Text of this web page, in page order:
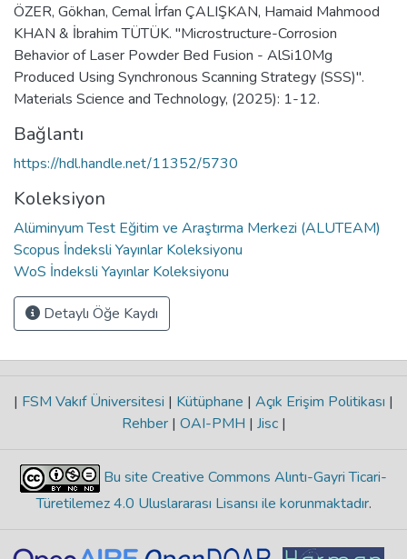
ÖZER, Gökhan, Cemal İrfan ÇALIŞKAN, Hamaid Mahmood
KHAN & İbrahim TÜTÜK. "Microstructure-Corrosion
Behavior of Laser Powder Bed Fusion - AlSi10Mg
Produced Using Synchronous Scanning Strategy (SSS)".
Materials Science and Technology, (2025): 1-12.
Bağlantı
https://hdl.handle.net/11352/5730
Koleksiyon
Alüminyum Test Eğitim ve Araştırma Merkezi (ALUTEAM)
Scopus İndeksli Yayınlar Koleksiyonu
WoS İndeksli Yayınlar Koleksiyonu
Detaylı Öğe Kaydı
| FSM Vakıf Üniversitesi | Kütüphane | Açık Erişim Politikası |
Rehber | OAI-PMH | Jisc |
Bu site Creative Commons Alıntı-Gayri Ticari-
Türetilemez 4.0 Uluslararası Lisansı ile korunmaktadır.